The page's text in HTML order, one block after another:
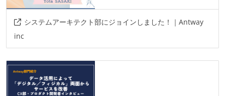
システムアーキテクト部にジョインしました！｜Antway
inc